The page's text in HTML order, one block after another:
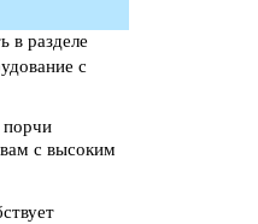
в разделе
с
порчи
с высоким